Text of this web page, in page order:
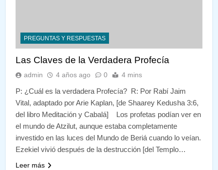
PREGUNTAS Y RESPUESTAS
Las Claves de la Verdadera Profecía
admin 4 años ago 0 4 mins
P: ¿Cuál es la verdadera Profecía? R: Por Rabí Jaim
Vital, adaptado por Arie Kaplan, [de Shaarey Kedusha 3:6,
del libro Meditación y Cabalá] Los profetas podían ver en
el mundo de Atzilut, aunque estaba completamente
investido en las luces del Mundo de Beriá cuando lo veían.
Ezekiel vivió después de la destrucción [del Templo…
Leer más